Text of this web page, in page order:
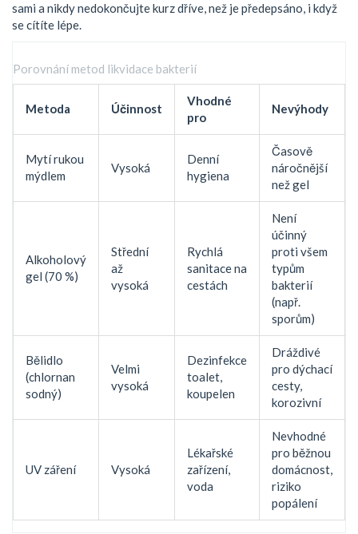
sami a nikdy nedokončujte kurz dříve, než je předepsáno, i když
se cítíte lépe.
Porovnání metod likvidace bakterií
Metoda Účinnost
Vhodné
pro
Nevýhody
Mytí rukou
mýdlem
Vysoká
Denní
hygiena
Časově
náročnější
než gel
Alkoholový
gel (70 %)
Střední
až
vysoká
Rychlá
sanitace na
cestách
Není
účinný
proti všem
typům
bakterií
(např.
sporům)
Bělidlo
(chlornan
sodný)
Velmi
vysoká
Dezinfekce
toalet,
koupelen
Dráždivé
pro dýchací
cesty,
korozivní
UV záření Vysoká
Lékařské
zařízení,
voda
Nevhodné
pro běžnou
domácnost,
riziko
popálení